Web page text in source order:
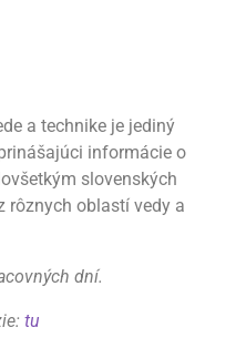
a technike je jediný
informácie o
slovenských
rôznych oblastí vedy a
dní.
tu